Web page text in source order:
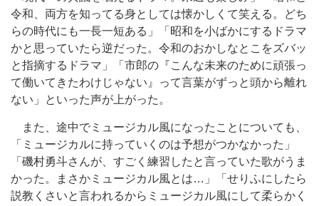
令和、両方を知ってる身としては懐かしくて笑える。どち
らの時代にも一長一短ある」「昭和を小ばかにするドラマ
かと思っていたら逆だった。令和のおかしなとこをズバッ
と指摘するドラマ」「市郎の『こんな未来のために頑張っ
て働いてきたわけじゃない』って言葉がずっと頭から離れ
ない」といった声が上がった。
また、途中でミュージカル風になったことについても、
「ミュージカルに持っていくのは予想がつかなかった」
「磯村勇斗さんが、すごく練習したと言っていた歌がうま
かった。まさかミュージカル風とは…」「せりふにしたら
説教くさいと言われるからミュージカル風にして柔らかく